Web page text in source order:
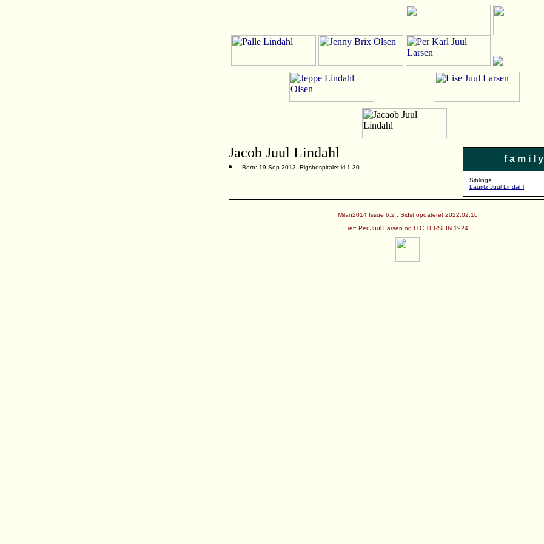
f a m i l y
Siblings:
Lauritz Juul Lindahl
Jacob Juul Lindahl
Born: 19 Sep 2013, Rigshospitalet kl 1.30
Milan2014 Issue 6.2 , Sidst opdateret 2022.02.16
ref: Per Juul Larsen og H.C.TERSLIN 1924